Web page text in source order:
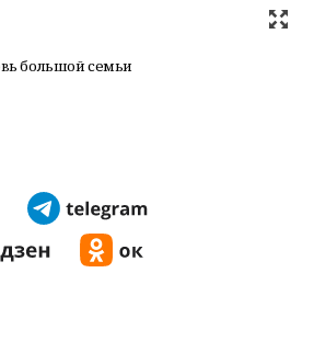
большой семьи